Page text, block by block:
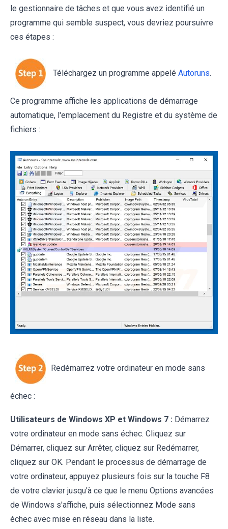
le gestionnaire de tâches et que vous avez identifié un
programme qui semble suspect, vous devriez poursuivre
ces étapes :
Téléchargez un programme appelé Autoruns.
Ce programme affiche les applications de démarrage
automatique, l'emplacement du Registre et du système de
fichiers :
Redémarrez votre ordinateur en mode sans
échec :
Utilisateurs de Windows XP et Windows 7 : Démarrez
votre ordinateur en mode sans échec. Cliquez sur
Démarrer, cliquez sur Arrêter, cliquez sur Redémarrer,
cliquez sur OK. Pendant le processus de démarrage de
votre ordinateur, appuyez plusieurs fois sur la touche F8
de votre clavier jusqu'à ce que le menu Options avancées
de Windows s'affiche, puis sélectionnez Mode sans
échec avec mise en réseau dans la liste.